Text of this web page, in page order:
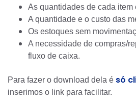
As quantidades de cada item
A quantidade e o custo das
Os estoques sem
A necessidade de compras/
fluxo de caixa.
Para fazer o download dela é só
inserimos o link para facilitar.